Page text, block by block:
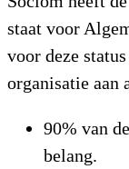
staat voor
voor deze
organisatie aan
90% van
belang.